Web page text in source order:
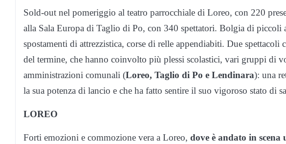
Sold-out nel pomeriggio al teatro parrocchiale di Loreo, con 220
alla Sala Europa di Taglio di Po, con 340 spettatori. Bolgia di piccoli
spostamenti di attrezzistica, corse di relle appendiabiti. Due spettacoli
del termine, che hanno coinvolto più plessi scolastici, vari gruppi di
amministrazioni comunali (Loreo, Taglio di Po e Lendinara): una
la sua potenza di lancio e che ha fatto sentire il suo vigoroso stato di
LOREO
Forti emozioni e commozione vera a Loreo, dove è andato in scena